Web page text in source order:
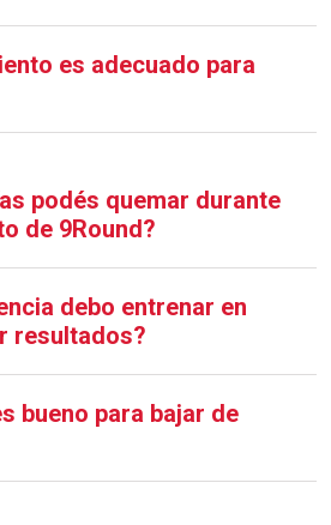
es adecuado para
podés quemar durante
de 9Round?
debo entrenar en
resultados?
bueno para bajar de